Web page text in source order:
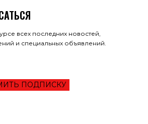
всех последних новостей,
и специальных объявлений.
ПОДПИСКУ